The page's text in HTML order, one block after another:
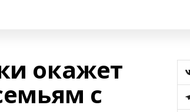
окажет
с